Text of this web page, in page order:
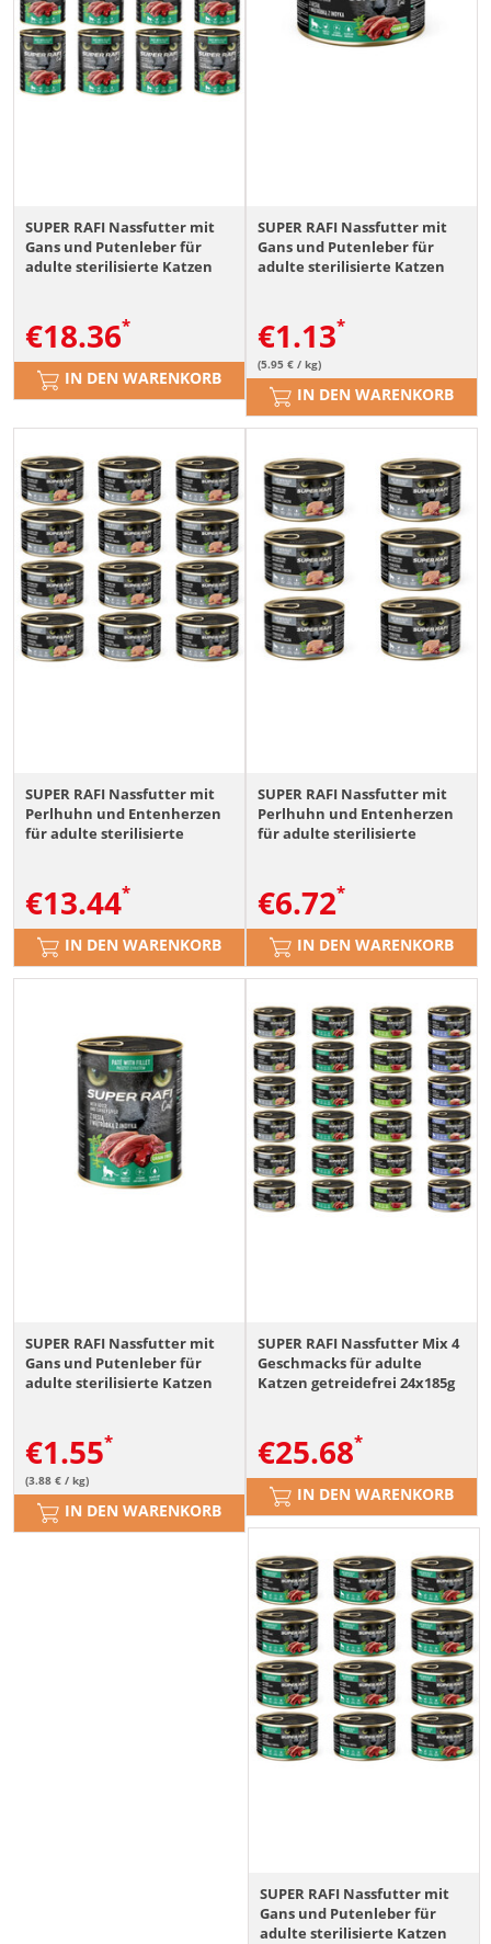
SUPER RAFI Nassfutter mit
Gans und Putenleber für
adulte sterilisierte Katzen
€18.36
IN DEN WARENKORB
SUPER RAFI Nassfutter mit
Gans und Putenleber für
adulte sterilisierte Katzen
€1.13
(5.95 € / kg)
IN DEN WARENKORB
SUPER RAFI Nassfutter mit
Perlhuhn und Entenherzen
für adulte sterilisierte
€13.44
IN DEN WARENKORB
SUPER RAFI Nassfutter mit
Perlhuhn und Entenherzen
für adulte sterilisierte
€6.72
IN DEN WARENKORB
SUPER RAFI Nassfutter mit
Gans und Putenleber für
adulte sterilisierte Katzen
€1.55
(3.88 € / kg)
IN DEN WARENKORB
SUPER RAFI Nassfutter Mix 4
Geschmacks für adulte
Katzen getreidefrei 24x185g
€25.68
IN DEN WARENKORB
SUPER RAFI Nassfutter mit
Gans und Putenleber für
adulte sterilisierte Katzen